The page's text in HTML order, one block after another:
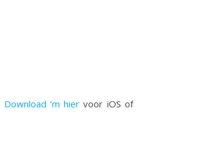
Download ‘m hiervoor iOS of